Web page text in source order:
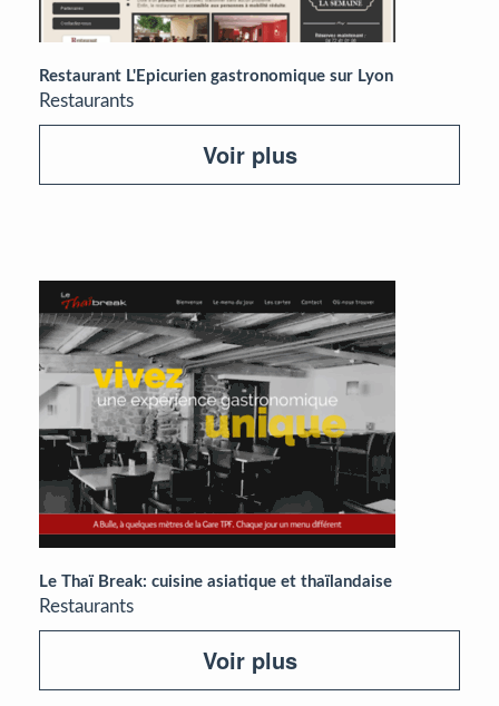
Restaurant L'Epicurien gastronomique sur Lyon
Restaurants
Voir plus
Le Thaï Break: cuisine asiatique et thaïlandaise
Restaurants
Voir plus